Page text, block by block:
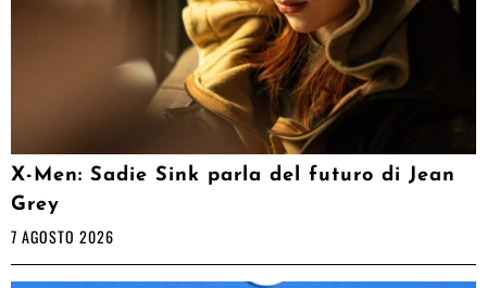
X-Men: Sadie Sink parla del futuro di Jean
Grey
7 AGOSTO 2026